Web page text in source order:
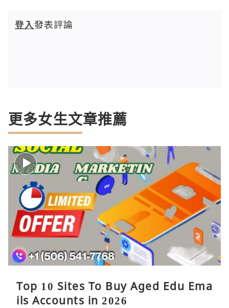
登入發表評論
更多女生文章推薦
Top 10 Sites To Buy Aged Edu Ema
ils Accounts in 2026